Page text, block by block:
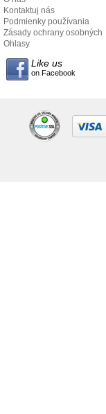
Kontaktuj nás
Podmienky používania
Zásady ochrany osobných
údajov
Ohlasy
Like us
on Facebook